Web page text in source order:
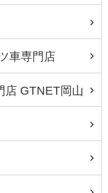
車専門店
店 GTNET岡山